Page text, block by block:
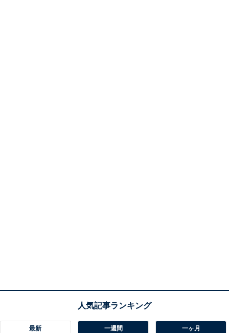
最新 一週間 一ヶ月